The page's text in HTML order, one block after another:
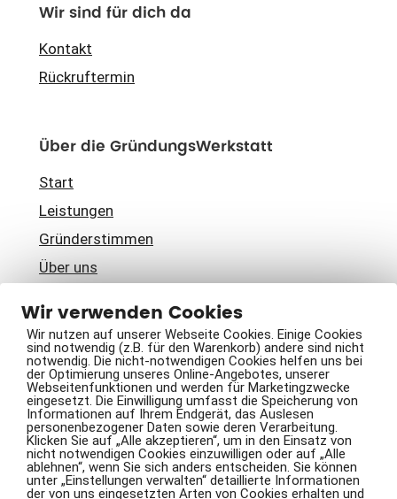
Wir sind für dich da
Kontakt
Rückruftermin
Über die GründungsWerkstatt
Start
Leistungen
Gründerstimmen
Über uns
Vaillant GmbH
Impressum
Datenschutz
Wir verwenden Cookies
Wir nutzen auf unserer Webseite Cookies. Einige Cookies
sind notwendig (z.B. für den Warenkorb) andere sind nicht
notwendig. Die nicht-notwendigen Cookies helfen uns bei
der Optimierung unseres Online-Angebotes, unserer
Webseitenfunktionen und werden für Marketingzwecke
eingesetzt. Die Einwilligung umfasst die Speicherung von
Informationen auf Ihrem Endgerät, das Auslesen
personenbezogener Daten sowie deren Verarbeitung.
Klicken Sie auf „Alle akzeptieren“, um in den Einsatz von
nicht notwendigen Cookies einzuwilligen oder auf „Alle
ablehnen“, wenn Sie sich anders entscheiden. Sie können
unter „Einstellungen verwalten“ detaillierte Informationen
der von uns eingesetzten Arten von Cookies erhalten und